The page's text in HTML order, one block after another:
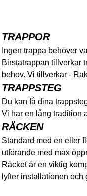
TRAPPOR
Ingen trappa behöver
Birstatrappan tillverkar
behov. Vi tillverkar -
TRAPPSTEG
Du kan få dina
Vi har en lång tradition
RÄCKEN
Standard med en eller
utförande med max
Räcket är en viktig
lyfter installationen och